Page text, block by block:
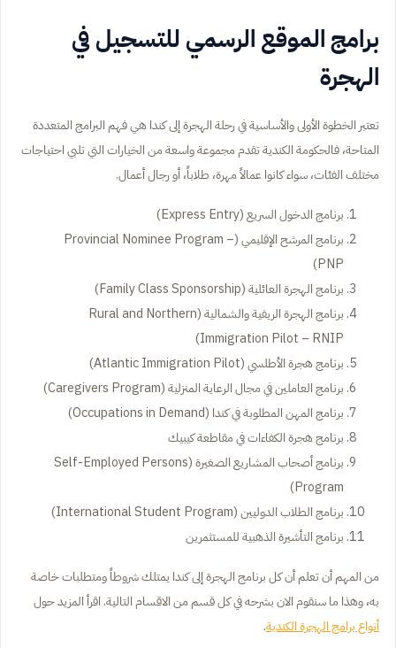
برامج الموقع الرسمي للتسجيل في
الهجرة
تعتبر الخطوة الأولى والأساسية في رحلة الهجرة إلى كندا هي فهم البرامج المتعددة
المتاحة، فالحكومة الكندية تقدم مجموعة واسعة من الخيارات التي تلبي احتياجات
مختلف الفئات، سواء كانوا عمالاً مهرة، طلاباً، أو رجال أعمال.
برنامج الدخول السريع (Express Entry)
برنامج المرشح الإقليمي (Provincial Nominee Program –
PNP)
برنامج الهجرة العائلية (Family Class Sponsorship)
برنامج الهجرة الريفية والشمالية (Rural and Northern
Immigration Pilot – RNIP)
برنامج هجرة الأطلسي (Atlantic Immigration Pilot)
برنامج العاملين في مجال الرعاية المنزلية (Caregivers Program)
برنامج المهن المطلوبة في كندا (Occupations in Demand)
برنامج هجرة الكفاءات في مقاطعة كيبيك
برنامج أصحاب المشاريع الصغيرة (Self-Employed Persons
Program)
برنامج الطلاب الدوليين (International Student Program)
برنامج التأشيرة الذهبية للمستثمرين
من المهم أن تعلم أن كل برنامج الهجرة إلى كندا يمتلك شروطاً ومتطلبات خاصة
به، وهذا ما سنقوم الان بشرحه في كل قسم من الاقسام التالية. اقرأ المزيد حول
أنواع برامج الهجرة الكندية.